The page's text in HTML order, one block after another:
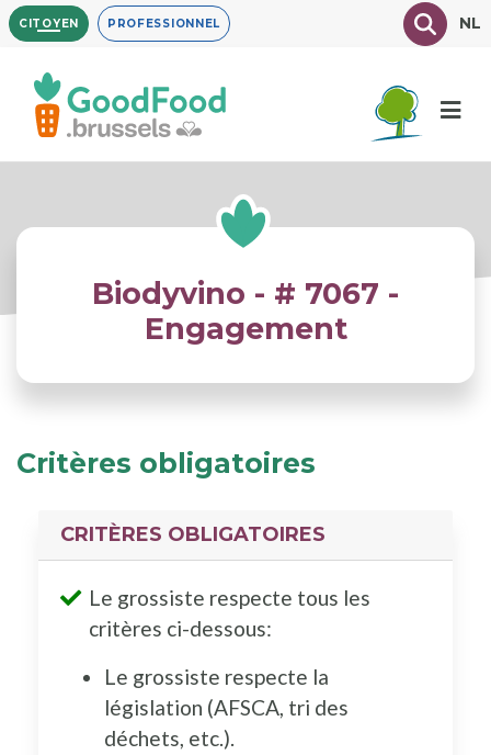
Aller
au
contenu
principal
CITOYEN PROFESSIONNEL TexteNL
Biodyvino - # 7067 -
Engagement
Critères obligatoires
CRITÈRES OBLIGATOIRES
Le grossiste respecte tous les
critères ci-dessous:
Le grossiste respecte la
législation (AFSCA, tri des
déchets, etc.).